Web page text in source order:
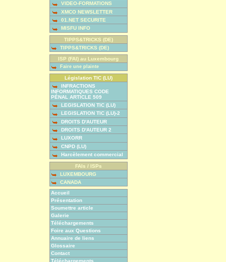
VIDEO-FORMATIONS
XMCO NEWSLETTER
01.NET SECURITE
MISFU INFO
TIPPS&TRICKS (DE)
TIPPS&TRICKS (DE)
ISP (FAI) au Luxembourg
Faire une plainte
Législation TIC (LU)
INFRACTIONS
INFORMATIQUES CODE
PÉNAL ARTICLE 509
LEGISLATION TIC (LU)
LEGISLATION TIC (LU)-2
DROITS D'AUTEUR
DROITS D'AUTEUR 2
LUXORR
CNPD (LU)
Harcèlement commercial
FAIs / ISPs
LUXEMBOURG
CANADA
Accueil
Présentation
Soumettre article
Galerie
Téléchargements
Foire aux Questions
Annuaire de liens
Glossaire
Contact
Téléchargements